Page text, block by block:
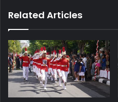
Related Articles